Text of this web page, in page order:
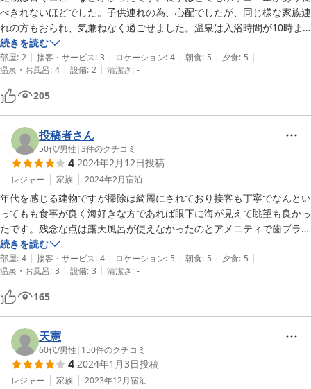
べきれないほどでした。子供連れの為、心配でしたが、同じ様な家族連
れの方もおられ、気兼ねなく過ごせました。温泉は入浴時間が10時ま
でなので、早めに夕食を済ませるか食事前に済ませておくかしたほうが
よいです。トロン温泉で身体はとても温まりました。大山が見えなかっ
たのは残念でした。
続きを読む
部屋: 2 | 接客・サービス: 3 | ロケーション: 4 | 朝食: 5 | 夕食: 5 |
温泉・お風呂: 4 | 設備: 2 | 清潔さ: -
205
投稿者さん
50代/男性 |3件のクチコミ
4 2024年2月12日投稿
レジャー 家族 2024年2月宿泊
年代を感じる建物ですが掃除は綺麗にされており接客も丁寧でなんとい
ってもも食事が良く海好きな方であれば眼下に海が見えて眺望も良かっ
たです。残念な点は露天風呂が使えなかったのとアメニティで歯ブラシ
セットぐらいはあっても良かったかなと思いました。
続きを読む
部屋: 4 | 接客・サービス: 4 | ロケーション: 5 | 朝食: 5 | 夕食: 5 |
温泉・お風呂: 3 | 設備: 3 | 清潔さ: -
165
天憲
60代/男性 | 150件のクチコミ
4 2024年1月3日投稿
レジャー 家族 2023年12月宿泊